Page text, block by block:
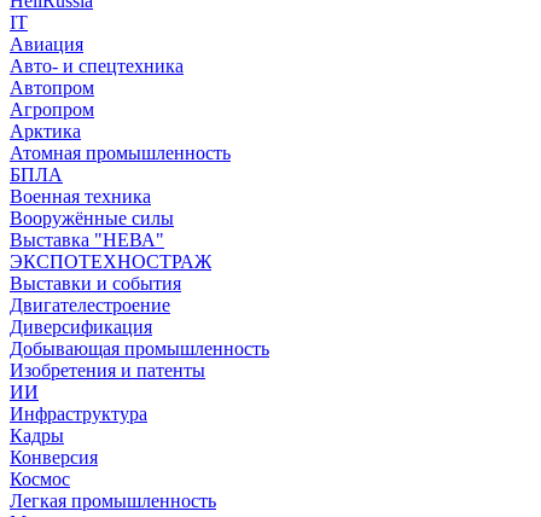
IT
Авиация
Авто- и спецтехника
Автопром
Агропром
Арктика
Атомная промышленность
БПЛА
Военная техника
Вооружённые силы
Выставка "НЕВА"
ЭКСПОТЕХНОСТРАЖ
Выставки и события
Двигателестроение
Диверсификация
Добывающая промышленность
Изобретения и патенты
ИИ
Инфраструктура
Кадры
Конверсия
Космос
Легкая промышленность